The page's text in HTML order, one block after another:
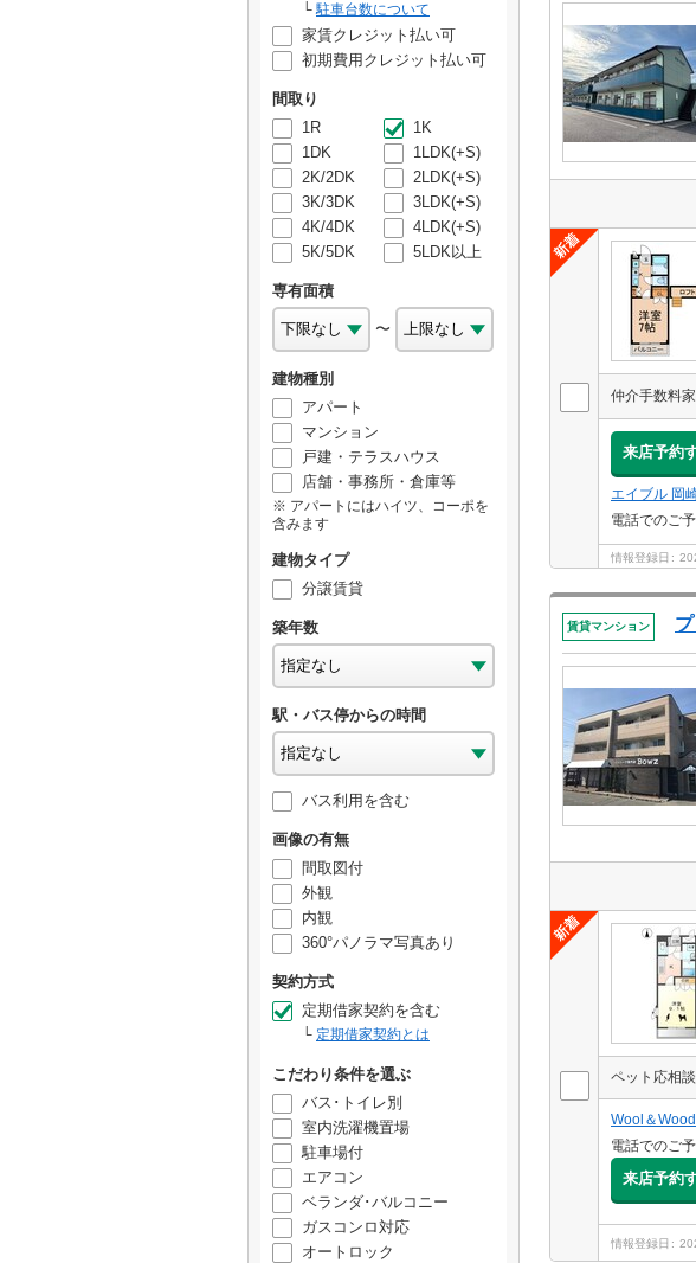
駐車台数について
家賃クレジット払い可
初期費用クレジット払い可
間取り
1R
1K
1DK
1LDK(+S)
2K/2DK
2LDK(+S)
3K/3DK
3LDK(+S)
4K/4DK
4LDK(+S)
5K/5DK
5LDK以上
専有面積
〜
建物種別
アパート
マンション
戸建・テラスハウス
店舗・事務所・倉庫等
アパートにはハイツ、コーポを
含みます
建物タイプ
分譲賃貸
築年数
駅・バス停からの時間
バス利用を含む
画像の有無
間取図付
外観
内観
360°パノラマ写真あり
契約方式
定期借家契約を含む
定期借家契約とは
こだわり条件を選ぶ
バス･トイレ別
室内洗濯機置場
駐車場付
エアコン
ベランダ･バルコニー
ガスコンロ対応
オートロック
仲介手数料
来店予約
エイブル 岡
電話でのご
情報登録日
賃貸マンション
ペット応相
Wool＆
電話でのご
来店予約
情報登録日